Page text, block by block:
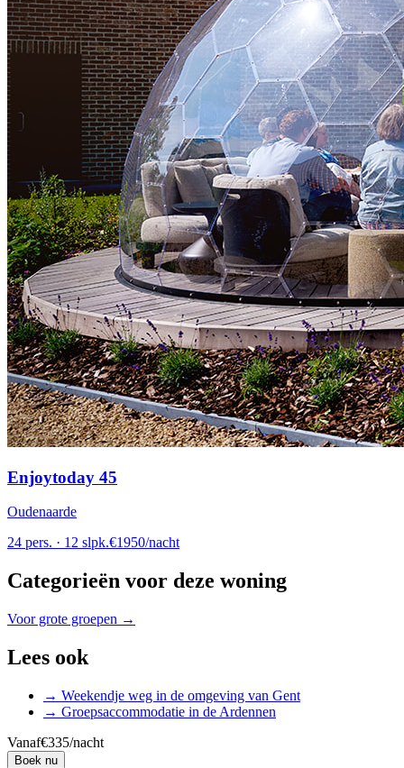
Enjoytoday 45
Oudenaarde
24 pers. · 12 slpk.€1950/nacht
Categorieën voor deze woning
Voor grote groepen →
Lees ook
→ Weekendje weg in de omgeving van Gent
→ Groepsaccommodatie in de Ardennen
Vanaf€335/nacht
Boek nu